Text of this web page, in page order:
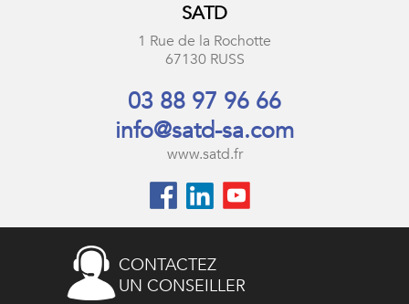
SATD
1 Rue de la Rochotte
67130 RUSS
03 88 97 96 66
info@satd-sa.com
www.satd.fr
CONTACTEZ
UN CONSEILLER